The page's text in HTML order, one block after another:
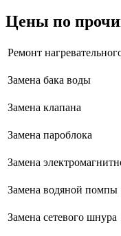
Цены по
Ремонт
Замена бака воды
Замена клапана
Замена пароблока
Замена
Замена водяной помпы
Замена сетевого шнура